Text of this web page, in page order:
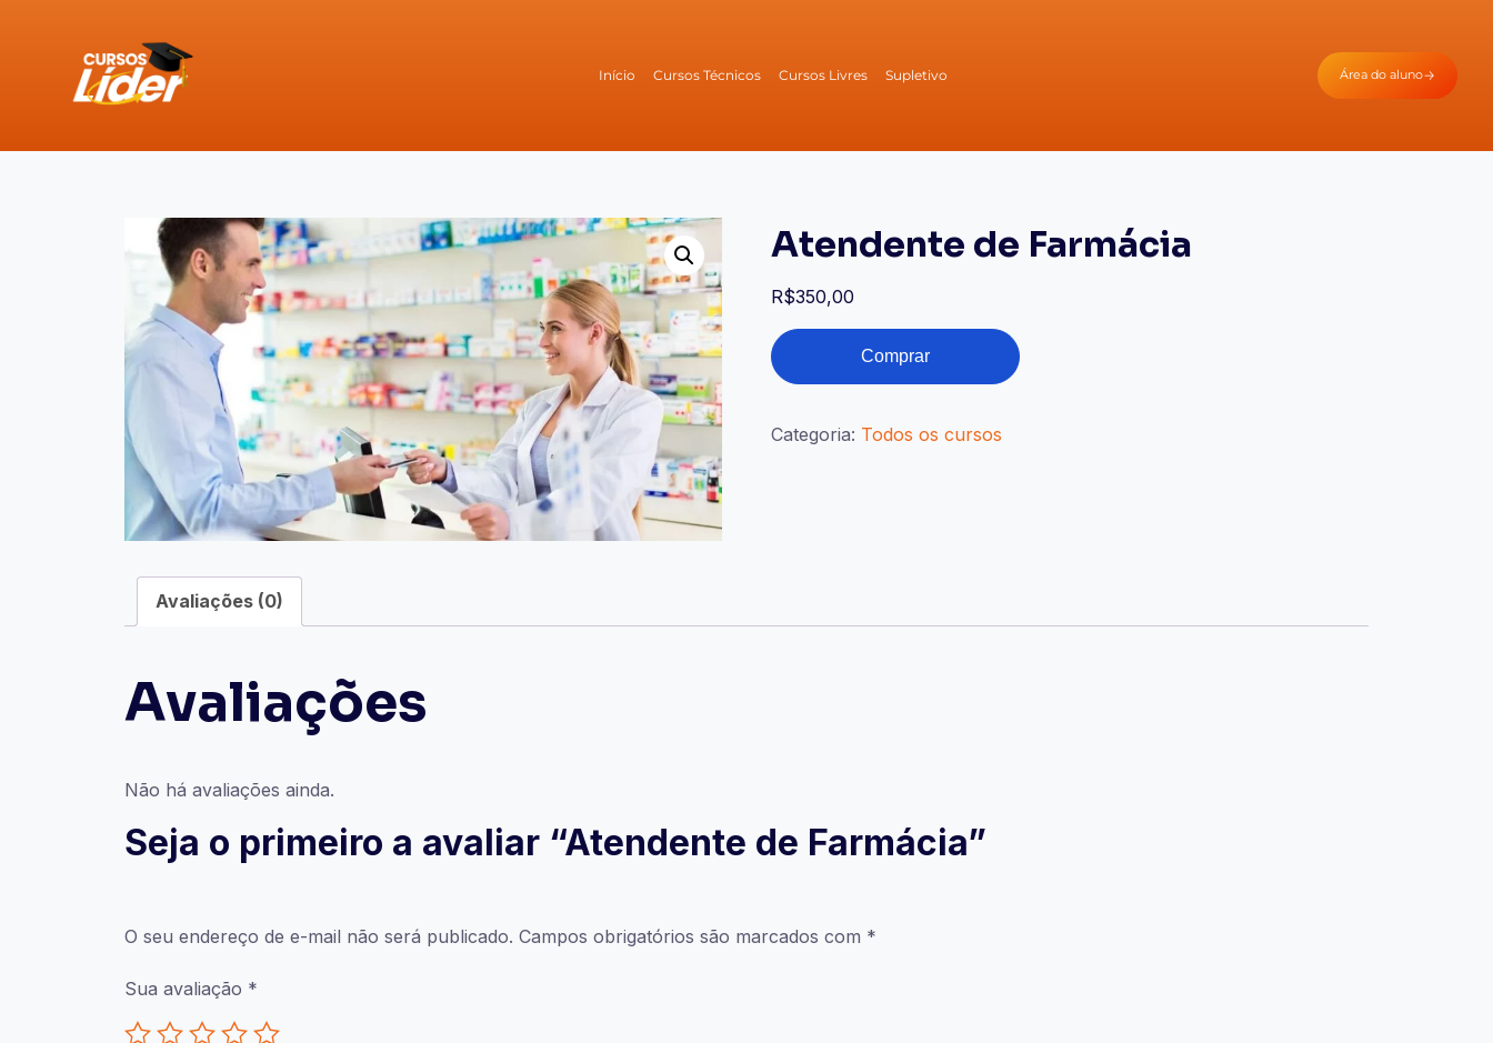
Início Cursos Técnicos Cursos Livres Supletivo Área do aluno
Atendente de Farmácia
R$350,00
Comprar
Categoria: Todos os cursos
Avaliações (0)
Avaliações
Não há avaliações ainda.
Seja o primeiro a avaliar “Atendente de Farmácia”
O seu endereço de e-mail não será publicado. Campos obrigatórios são marcados com *
Sua avaliação *